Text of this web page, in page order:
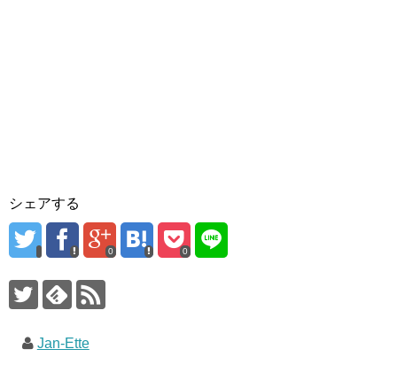
シェアする
0 0
Jan-Ette